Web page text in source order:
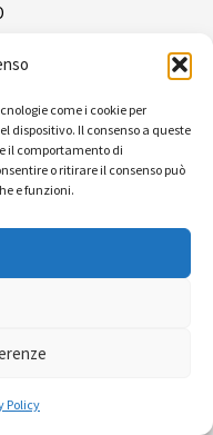
come i cookie per
dispositivo. Il consenso a queste
il comportamento di
o ritirare il consenso può
e funzioni.
Policy